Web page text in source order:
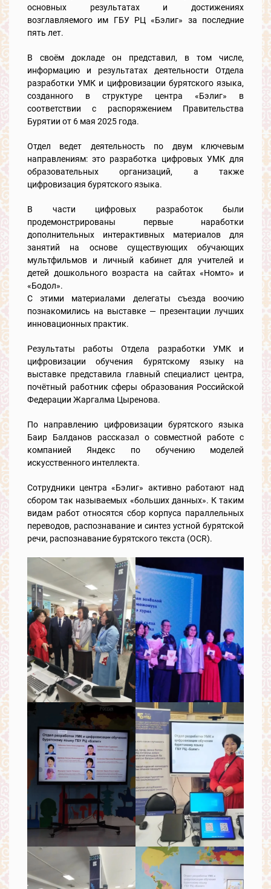
основных результатах и достижениях
возглавляемого им ГБУ РЦ «Бэлиг» за последние
пять лет.
В своём докладе он представил, в том числе,
информацию и результатах деятельности Отдела
разработки УМК и цифровизации бурятского языка,
созданного в структуре центра «Бэлиг» в
соответствии с распоряжением Правительства
Бурятии от 6 мая 2025 года.
Отдел ведет деятельность по двум ключевым
направлениям: это разработка цифровых УМК для
образовательных организаций, а также
цифровизация бурятского языка.
В части цифровых разработок были
продемонстрированы первые наработки
дополнительных интерактивных материалов для
занятий на основе существующих обучающих
мультфильмов и личный кабинет для учителей и
детей дошкольного возраста на сайтах «Номто» и
«Бодол».
С этими материалами делегаты съезда воочию
познакомились на выставке — презентации лучших
инновационных практик.
Результаты работы Отдела разработки УМК и
цифровизации обучения бурятскому языку на
выставке представила главный специалист центра,
почётный работник сферы образования Российской
Федерации Жаргалма Цыренова.
По направлению цифровизации бурятского языка
Баир Балданов рассказал о совместной работе с
компанией Яндекс по обучению моделей
искусственного интеллекта.
Сотрудники центра «Бэлиг» активно работают над
сбором так называемых «больших данных». К таким
видам работ относятся сбор корпуса параллельных
переводов, распознавание и синтез устной бурятской
речи, распознавание бурятского текста (OCR).